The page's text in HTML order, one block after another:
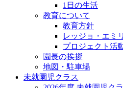
1日の生活
教育について
教育方針
レッジョ・エミ
プロジェクト活
園長の挨拶
地図・駐車場
未就園児クラス